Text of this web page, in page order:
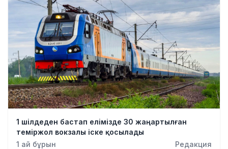
1 шілдеден бастап елімізде 30 жаңартылған
теміржол вокзалы іске қосылады
1 ай бұрын
Редакция